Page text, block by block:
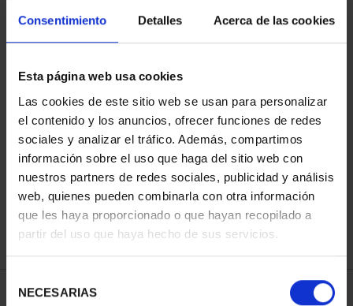
Consentimiento Detalles Acerca de las cookies
Esta página web usa cookies
Las cookies de este sitio web se usan para personalizar
el contenido y los anuncios, ofrecer funciones de redes
sociales y analizar el tráfico. Además, compartimos
información sobre el uso que haga del sitio web con
nuestros partners de redes sociales, publicidad y análisis
web, quienes pueden combinarla con otra información
que les haya proporcionado o que hayan recopilado a
partir del uso que haya hecho de sus servicios.
NECESARIAS
ORDENAR POR:
REFINAR
1 Productos encontrados